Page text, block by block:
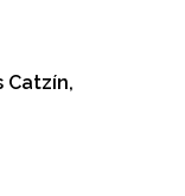
Catzín,